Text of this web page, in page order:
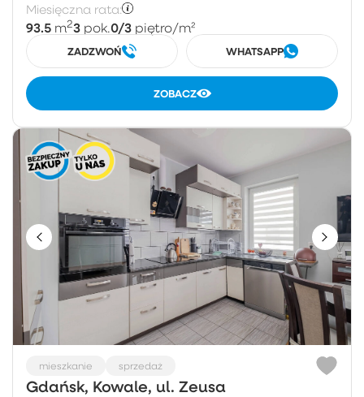
Miesięczna rata:
93.5 m23 pok.0/3 piętro/m²
ZADZWOŃ WHATSAPP
ZOBACZ
mieszkanie sprzedaż
Gdańsk, Kowale, ul. Zeusa